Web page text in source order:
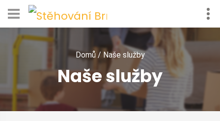
Domů/ Naše služby
Naše služby